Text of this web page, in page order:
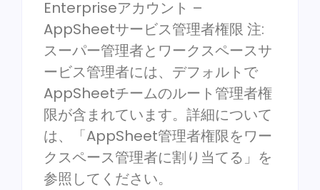
Enterpriseアカウント –
AppSheetサービス管理者権限 注:
スーパー管理者とワークスペースサ
ービス管理者には、デフォルトで
AppSheetチームのルート管理者権
限が含まれています。詳細について
は、「AppSheet管理者権限をワー
クスペース管理者に割り当てる」を
参照してください。